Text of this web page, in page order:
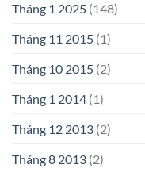
Tháng 1 2025 (148)
Tháng 11 2015 (1)
Tháng 10 2015 (2)
Tháng 1 2014 (1)
Tháng 12 2013 (2)
Tháng 8 2013 (2)